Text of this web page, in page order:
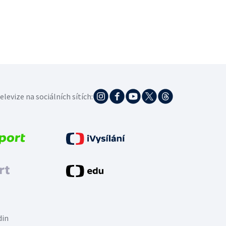
na sociálních sítích: